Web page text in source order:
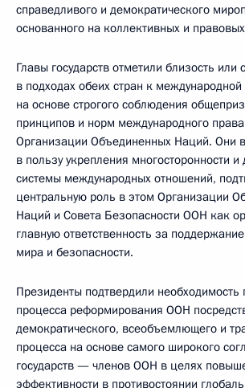
справедливого и демократического
основанного на коллективных и
Главы государств отметили близость или
в подходах обеих стран к международной
на основе строгого соблюдения
принципов и норм международного
Организации Объединенных Наций. Они
в пользу укрепления многосторонности
системы международных отношений,
центральную роль в этом Организации
Наций и Совета Безопасности ООН как
главную ответственность за
мира и безопасности.
Президенты подтвердили
процесса реформирования ООН
демократического, всеобъемлющего и
процесса на основе самого широкого
государств — членов ООН в целях
эффективности в противостоянии